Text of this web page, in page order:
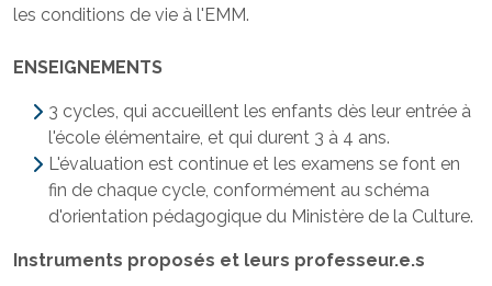
les conditions de vie à l'EMM.
ENSEIGNEMENTS
3 cycles, qui accueillent les enfants dès leur entrée à
l'école élémentaire, et qui durent 3 à 4 ans.
L'évaluation est continue et les examens se font en
fin de chaque cycle, conformément au schéma
d'orientation pédagogique du Ministère de la Culture.
Instruments proposés et leurs professeur.e.s